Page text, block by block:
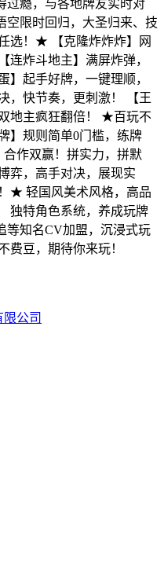
过瘾，与各地牌友实时对
空限时回归，大圣归来、技
选！★ 【克隆炸炸炸】网
连炸斗地主】满屏炸弹，
】起手好牌，一键理顺，
，快节奏，更刺激！ 【王
地主疯狂翻倍！ ★百玩不
】规则简单0门槛，练牌
作双赢！拼实力，拼默
弈，高手对决，展现实
★ 轻国风美术风格，高品
独特角色系统，养成玩牌
等知名CV加盟，沉浸式玩
费豆，期待你来玩！
公司